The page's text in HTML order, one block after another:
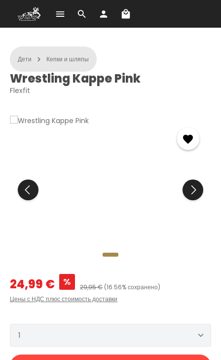
Перейти к основному содержанию В корзине 0 товаров.
Дети Кепки и шляпы
Wrestling Kappe Pink
Flexfit
Цена продажи:
24,99 € % Обычная цена:
29,95 € (16.56% сохранено)
Цены с НДС плюс стоимость доставки
Количество продукта: введите желаемое